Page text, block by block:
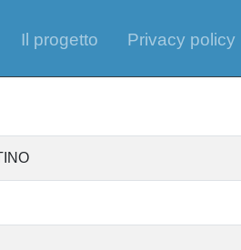
Il progetto Privacy policy